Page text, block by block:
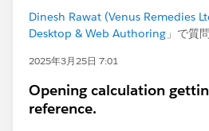
Dinesh Rawat (Venus Remedies
Desktop & Web Authoring 」で質問
2025年3月25日 7:01
Opening calculation
reference.